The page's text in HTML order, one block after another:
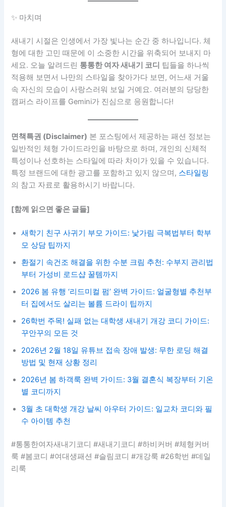
✨ 마치며
새내기 시절은 인생에서 가장 빛나는 순간 중 하나입니다. 체
형에 대한 고민 때문에 이 소중한 시간을 위축되어 보내지 마
세요. 오늘 알려드린 통통한 여자 새내기 코디 팁들을 하나씩
적용해 보면서 나만의 스타일을 찾아가다 보면, 어느새 거울
속 자신의 모습이 사랑스러워 보일 거예요. 여러분의 당당한
캠퍼스 라이프를 Gemini가 진심으로 응원합니다!
면책특권 (Disclaimer) 본 포스팅에서 제공하는 패션 정보는
일반적인 체형 가이드라인을 바탕으로 하며, 개인의 신체적
특성이나 선호하는 스타일에 따라 차이가 있을 수 있습니다.
특정 브랜드에 대한 광고를 포함하고 있지 않으며, 스타일링
의 참고 자료로 활용하시기 바랍니다.
[함께 읽으면 좋은 글들]
새학기 친구 사귀기 부모 가이드: 낯가림 극복법부터 학부
모 상담 팁까지
환절기 속건조 해결을 위한 수분 크림 추천: 수부지 관리법
부터 가성비 로드샵 꿀템까지
2026 봄 유행 ‘리드미컬 펌’ 완벽 가이드: 얼굴형별 추천부
터 집에서도 살리는 볼륨 드라이 팁까지
26학번 주목! 실패 없는 대학생 새내기 개강 코디 가이드:
꾸안꾸의 모든 것
2026년 2월 18일 유튜브 접속 장애 발생: 무한 로딩 해결
방법 및 현재 상황 정리
2026년 봄 하객룩 완벽 가이드: 3월 결혼식 복장부터 기온
별 코디까지
3월 초 대학생 개강 날씨 아우터 가이드: 일교차 코디와 필
수 아이템 추천
#통통한여자새내기코디 #새내기코디 #하비커버 #체형커버
룩 #봄코디 #여대생패션 #슬림코디 #개강룩 #26학번 #데일
리룩